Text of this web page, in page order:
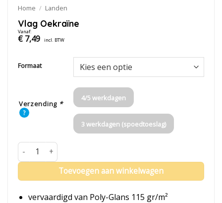
Home / Landen
Vlag Oekraïne
Vanaf:
€7,49 incl. BTW
Formaat
Verzending *
?
4/5 werkdagen
3 werkdagen (spoedtoeslag)
Vlag Oekraïne aantal
Toevoegen aan winkelwagen
vervaardigd van Poly-Glans 115 gr/m²